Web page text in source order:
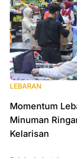
LEBARAN
Momentum
Minuman
Kelarisan